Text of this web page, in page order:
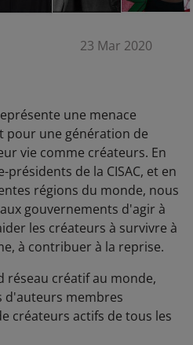
23 Mar 2020
une menace
pour une génération de
vie comme créateurs. En
de la CISAC, et en
régions du monde, nous
gouvernements d'agir à
les créateurs à survivre à
à contribuer à la reprise.
réseau créatif au monde,
d'auteurs membres
créateurs actifs de tous les